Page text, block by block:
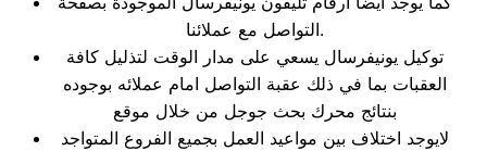
التواصل مع عملائنا.
توكيل يونيفرسال يسعي على مدار الوقت لتذليل كافة
العقبات بما في ذلك عقبة التواصل امام عملائه بوجوده
بنتائج محرك بحث جوجل من خلال موقع
لايوجد اختلاف بين مواعيد العمل بجميع الفروع المتواجد